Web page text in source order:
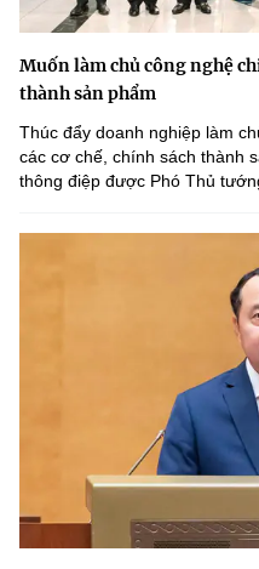
Muốn làm chủ công nghệ
thành sản phẩm
Thúc đẩy doanh nghiệp làm
các cơ chế, chính sách thành
thông điệp được Phó Thủ